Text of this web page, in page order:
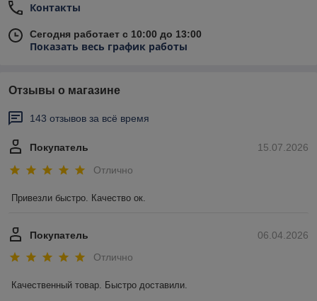
Контакты
Сегодня работает с 10:00 до 13:00
Показать весь график работы
Отзывы о магазине
143 отзывов за всё время
15.07.2026
Покупатель
Отлично
Привезли быстро. Качество ок.
06.04.2026
Покупатель
Отлично
Качественный товар. Быстро доставили.